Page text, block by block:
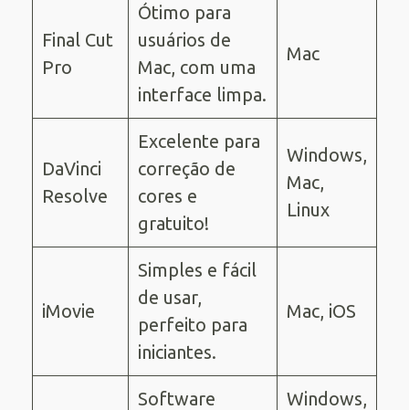
Final Cut
Pro
Ótimo para
usuários de
Mac, com uma
interface limpa.
Mac
DaVinci
Resolve
Excelente para
correção de
cores e
gratuito!
Windows,
Mac,
Linux
iMovie
Simples e fácil
de usar,
perfeito para
iniciantes.
Mac, iOS
Software
Windows,